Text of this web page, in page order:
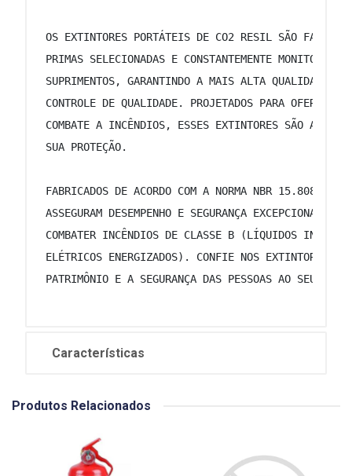
OS EXTINTORES PORTÁTEIS DE CO2 RESIL SÃO
PRIMAS SELECIONADAS E CONSTANTEMENTE
SUPRIMENTOS, GARANTINDO A MAIS ALTA QUALIDADE
CONTROLE DE QUALIDADE. PROJETADOS PARA
COMBATE A INCÊNDIOS, ESSES EXTINTORES SÃO A
SUA PROTEÇÃO.
FABRICADOS DE ACORDO COM A NORMA NBR 15.808,
ASSEGURAM DESEMPENHO E SEGURANÇA
COMBATER INCÊNDIOS DE CLASSE B (LÍQUIDOS
ELÉTRICOS ENERGIZADOS). CONFIE NOS EXTINTORES
PATRIMÔNIO E A SEGURANÇA DAS PESSOAS AO SEU
Características
Produtos Relacionados